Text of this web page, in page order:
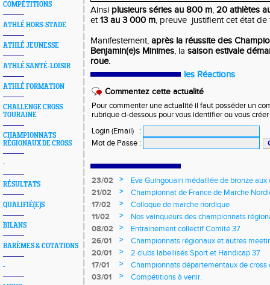
COMPÉTITIONS
ATHLÉ HORS-STADE
ATHLÉ JEUNESSE
ATHLÉ SANTÉ-LOISIR
ATHLÉ FORMATION
CHALLENGE CROSS
TOURAINE
CHAMPIONNATS
RÉGIONAUX DE CROSS
-
RÉSULTATS
QUALIFIÉ(E)S
BILANS
BARÈMES & COTATIONS
-
Ainsi plusieurs séries au 800 m, 20 athlètes
et13 au 3 000 m, preuve justifient cet état de
Manifestement, après la réussite des
Benjamin(e)s Minimes, la saison estivale
roue.
les Réactions
Commentez cette actualité
Pour commenter une actualité il faut posséder un
rubrique ci-dessous pour vous identifier ou vous
Login (Email)
:
Mot de Passe :
23/02 >
Eva Guingouain médaillée de bronze
jeunes
21/02 >
Championnat de France de Marche
17/02
>
Colloque de marche nordique
11/02
>
Nos vainqueurs des championnats
08/02
>
Entrainement collectif Comité 37
26/01
>
Championnats régionaux et autres
20/01
>
2 clubs labellisés Sport et Handicap 37
17/01
>
Championnats départementaux de cross
longs et meetings en salle
03/01 >
Compétitions à venir.